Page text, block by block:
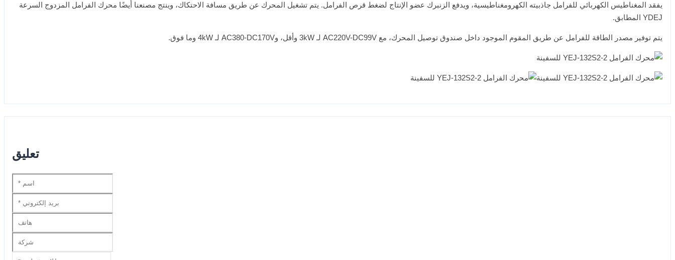
يفقد المغناطيس الكهربائي للفرامل جاذبيته الكهرومغناطيسية، ويدفع الزنبرك عضو الإنتاج لضغط قرص الفرامل. يتم تشغيل المحرك عن طريق مسافة الاحتكاك، وينتج مصنعنا أيضًا محرك الفرامل المزدوج السرعة
YDEJ المطابق.
يتم توفير مصدر الطاقة للفرامل عن طريق المقوم الموجود داخل صندوق توصيل المحرك، مع AC220V-DC99V لـ 3kW وأقل، وAC380-DC170V لـ 4kW وما فوق.
تعليق